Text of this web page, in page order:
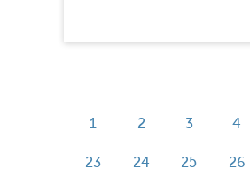
1 2 3 4
23 24 25 26